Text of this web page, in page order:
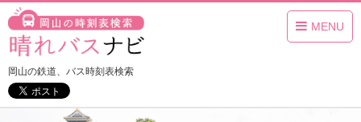
MENU
岡山の鉄道、バス時刻表検索